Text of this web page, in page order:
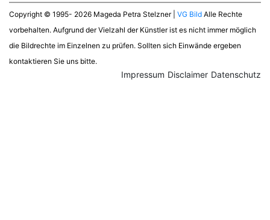
Copyright © 1995- 2026 Mageda Petra Stelzner | VG Bild Alle Rechte
vorbehalten. Aufgrund der Vielzahl der Künstler ist es nicht immer möglich
die Bildrechte im Einzelnen zu prüfen. Sollten sich Einwände ergeben
kontaktieren Sie uns bitte.
Datenschutz
Disclaimer
Impressum